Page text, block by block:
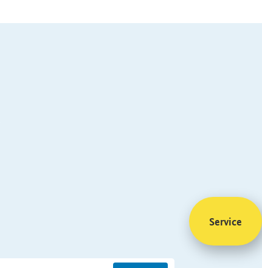
Service